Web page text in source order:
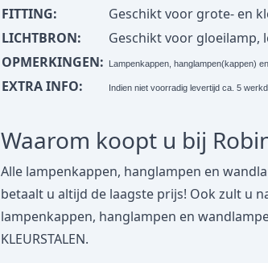
FITTING:
Geschikt voor grote- en
LICHTBRON:
Geschikt voor gloeilamp,
OPMERKINGEN:
Lampenkappen, hanglampen(kappen)
EXTRA INFO: Indien niet voorradig levertijd ca. 5
Waarom koopt u bij
Alle lampenkappen, hanglampen en
betaalt u altijd de laagste prijs! Ook zult u
lampenkappen, hanglampen en
KLEURSTALEN.